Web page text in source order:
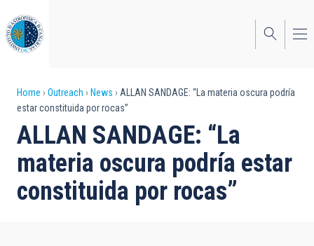
to
main
content
Breadcrumb
Home Outreach News
ALLAN SANDAGE: “La materia oscura podría
estar constituida por rocas”
ALLAN SANDAGE: “La
materia oscura podría estar
constituida por rocas”